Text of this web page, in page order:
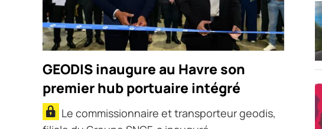
GEODIS inaugure au Havre son
premier hub portuaire intégré
Le commissionnaire et transporteur geodis,